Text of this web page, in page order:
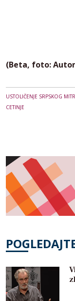
(Beta, foto:
USTOLIČENJE SRPSKOG
CETINJE